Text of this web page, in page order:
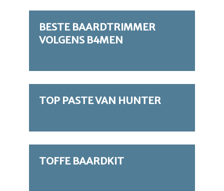
BESTE BAARDTRIMMER
VOLGENS B4MEN
TOP PASTE VAN HUNTER
TOFFE BAARDKIT